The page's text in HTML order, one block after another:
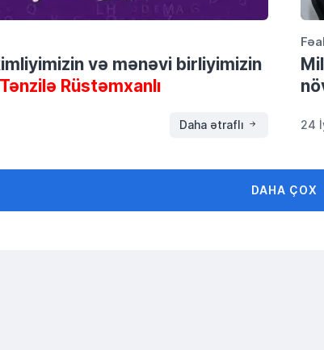
və mənəvi birliyimizin
Tənzilə Rüstəmxanlı
Daha ətraflı 24
DAHA ÇOX